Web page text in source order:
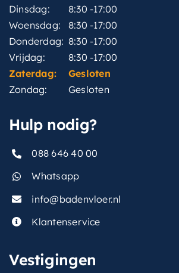
Dinsdag:
8:30 -17:00
Woensdag:
8:30 -17:00
Donderdag: 8:30 -17:00
Vrijdag:
8:30 -17:00
Zaterdag:
Gesloten
Zondag:
Gesloten
Hulp nodig?
088 646 40 00
Whatsapp
info@badenvloer.nl
Klantenservice
Vestigingen